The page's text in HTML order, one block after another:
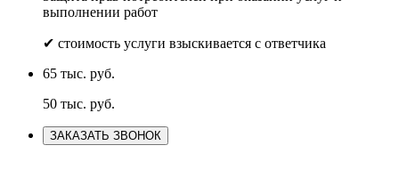
выполнении работ
✔ стоимость услуги взыскивается с ответчика
65 тыс. руб.
50 тыс. руб.
ЗАКАЗАТЬ ЗВОНОК